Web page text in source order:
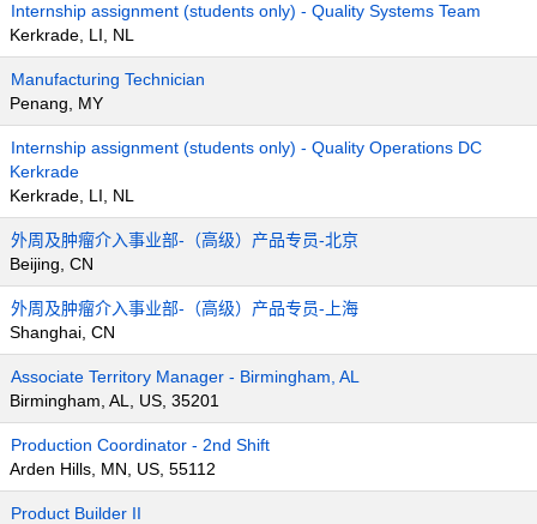
Internship assignment (students only) - Quality Systems Team
Kerkrade, LI, NL
Manufacturing Technician
Penang, MY
Internship assignment (students only) - Quality Operations DC
Kerkrade
Kerkrade, LI, NL
外周及肿瘤介入事业部-（高级）产品专员-北京
Beijing, CN
外周及肿瘤介入事业部-（高级）产品专员-上海
Shanghai, CN
Associate Territory Manager - Birmingham, AL
Birmingham, AL, US, 35201
Production Coordinator - 2nd Shift
Arden Hills, MN, US, 55112
Product Builder II